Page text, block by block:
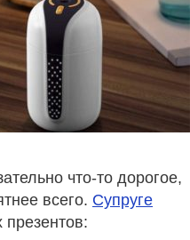
что-то дорогое,
всего. Супруге